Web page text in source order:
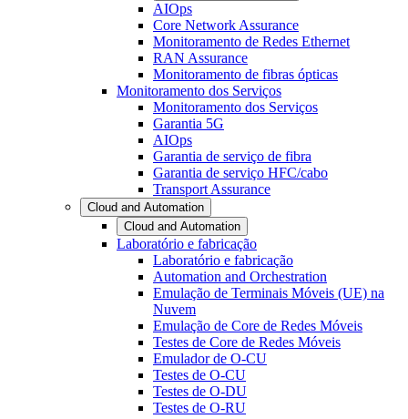
AIOps
Core Network Assurance
Monitoramento de Redes Ethernet
RAN Assurance
Monitoramento de fibras ópticas
Monitoramento dos Serviços
Monitoramento dos Serviços
Garantia 5G
AIOps
Garantia de serviço de fibra
Garantia de serviço HFC/cabo
Transport Assurance
Cloud and Automation
Cloud and Automation
Laboratório e fabricação
Laboratório e fabricação
Automation and Orchestration
Emulação de Terminais Móveis (UE) na
Nuvem
Emulação de Core de Redes Móveis
Testes de Core de Redes Móveis
Emulador de O-CU
Testes de O-CU
Testes de O-DU
Testes de O-RU